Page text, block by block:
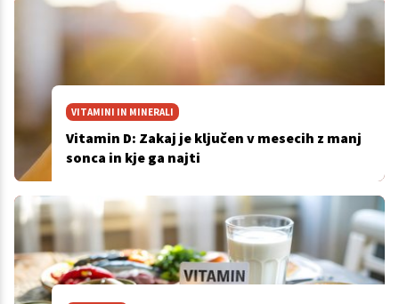
VITAMINI IN MINERALI
Vitamin D: Zakaj je ključen v mesecih z manj
sonca in kje ga najti